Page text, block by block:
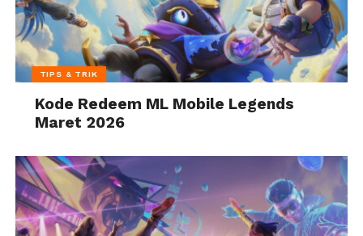
TIPS & TRIK
Kode Redeem ML Mobile Legends
Maret 2026